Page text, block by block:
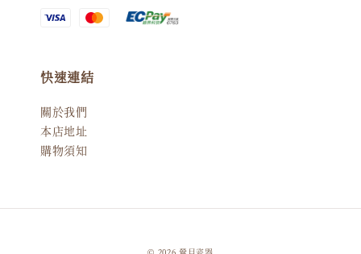
快速連結
關於我們
本店地址
購物須知